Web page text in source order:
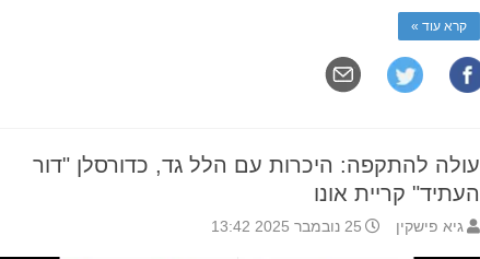
קרא עוד »
עולה להתקפה: היכרות עם הלל גד, כדורסלן "דור
העתיד" קריית אונו
גיא פישקין 25 נובמבר 2025 13:42